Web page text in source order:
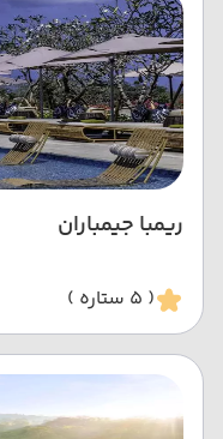
ریمبا جیمباران
( 5 ستاره )